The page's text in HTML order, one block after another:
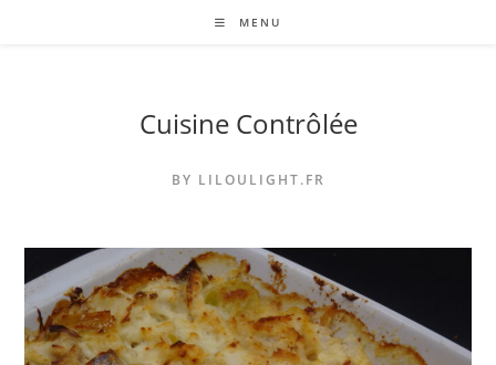
MENU
Cuisine Contrôlée
BY LILOULIGHT.FR